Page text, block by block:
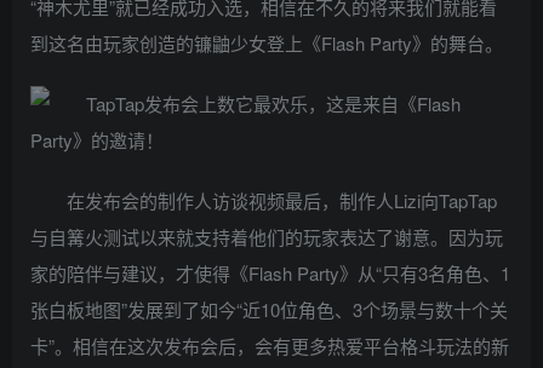
“神木尤里”就已经成功入选，相信在不久的将来我们就能看
到这名由玩家创造的镰鼬少女登上《Flash Party》的舞台。
在发布会的制作人访谈视频最后，制作人Lizi向TapTap
与自篝火测试以来就支持着他们的玩家表达了谢意。因为玩
家的陪伴与建议，才使得《Flash Party》从“只有3名角色、1
张白板地图”发展到了如今“近10位角色、3个场景与数十个关
卡”。相信在这次发布会后，会有更多热爱平台格斗玩法的新